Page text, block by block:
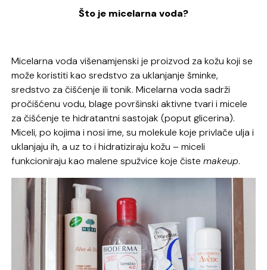
Što je micelarna voda?
Micelarna voda višenamjenski je proizvod za kožu koji se
može koristiti kao sredstvo za uklanjanje šminke,
sredstvo za čišćenje ili tonik. Micelarna voda sadrži
pročišćenu vodu, blage površinski aktivne tvari i micele
za čišćenje te hidratantni sastojak (poput glicerina).
Miceli, po kojima i nosi ime, su molekule koje privlače ulja i
uklanjaju ih, a uz to i hidratiziraju kožu – miceli
funkcioniraju kao malene spužvice koje čistemakeup.